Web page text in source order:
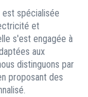
est spécialisée
et
s'est engagée à
aux
distinguons par
proposant des